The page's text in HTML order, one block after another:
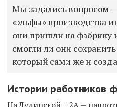
Мы задались вопросом
«эльфы» производства
они пришли на фабрику
смогли ли они
который сами же и
Истории работников
На Дудинской, 12А —